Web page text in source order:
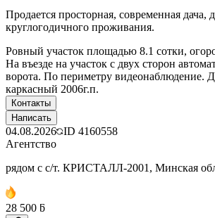
Продается просторная, современная дача,
круглогодичного проживания.
Ровный участок площадью 8.1 сотки,
На въезде на участок с двух сторон
ворота. По периметру видеонаблюдение.
каркасный 2006г.п.
Контакты
Написать
04.08.2026 ID 4160558
Агентство
рядом с с/т. КРИСТАЛЛ-2001, Минская
28 500 ƃ